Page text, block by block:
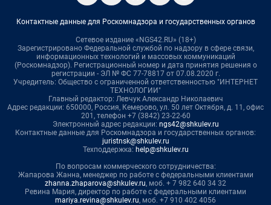
Контактные данные для Роскомнадзора и государственных органов
Сетевое издание «NGS42.RU» (18+)
Зарегистрировано Федеральной службой по надзору в сфере связи,
информационных технологий и массовых коммуникаций
(Роскомнадзор). Регистрационный номер и дата принятия решения о
регистрации - ЭЛ № ФС 77-78817 от 07.08.2020 г.
Учредитель: Общество с ограниченной ответственностью "ИНТЕРНЕТ
ТЕХНОЛОГИИ"
Главный редактор: Левчук Александр Николаевич
Адрес редакции: 650000, Россия, Кемерово, ул. 50 лет Октября, д. 11, офис
201, телефон +7 (3842) 23-22-60
Электронный адрес редакции: ngs42@shkulev.ru
Контактные данные для Роскомнадзора и государственных органов:
juristnsk@shkulev.ru
Техподдержка: help@shkulev.ru
По вопросам коммерческого сотрудничества:
Жапарова Жанна, менеджер по работе с федеральными клиентами
zhanna.zhaparova@shkulev.ru, моб. + 7 982 640 34 32
Ревина Мария, директор по работе с федеральными клиентами
mariya.revina@shkulev.ru, моб. +7 910 402 4056